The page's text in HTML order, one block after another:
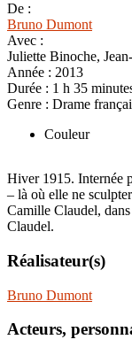
De :
Bruno Dumont
Avec :
Juliette Binoche,
Année : 2013
Durée : 1 h 35
Genre : Drame
Couleur
Hiver 1915. Internée
– là où elle ne
Camille Claudel, dans
Claudel.
Réalisateur(s)
Bruno Dumont
Acteurs,